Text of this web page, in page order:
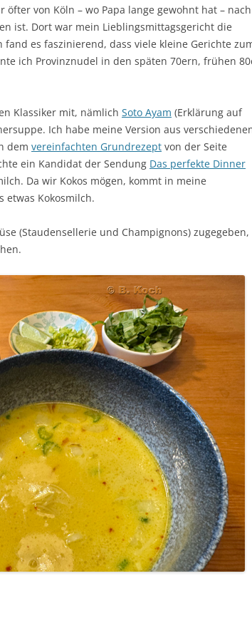
von Köln – wo Papa lange gewohnt hat – nach
ist. Dort war mein Lieblingsmittagsgericht die
fand es faszinierend, dass viele kleine Gerichte
ich Provinznudel in den späten 70ern, frühen
Klassiker mit, nämlich Soto Ayam (Erklärung auf
Ich habe meine Version aus
dem vereinfachten Grundrezept von der Seite
ein Kandidat der Sendung Das perfekte Dinner
Da wir Kokos mögen, kommt in meine
etwas Kokosmilch.
(Staudensellerie und Champignons) zugegeben,